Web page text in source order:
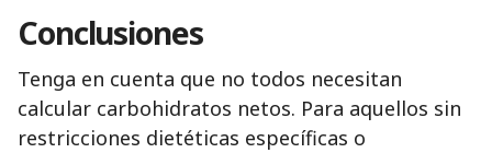
Conclusiones
Tenga en cuenta que no todos necesitan
calcular carbohidratos netos. Para aquellos sin
restricciones dietéticas específicas o